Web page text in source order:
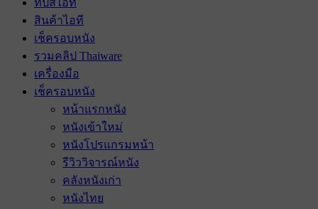
ทิปส์ไอที
สินค้าไอที
เช็ครอบหนัง
รวมคลิป Thaiware
เครื่องมือ
เช็ครอบหนัง
หน้าแรกหนัง
หนังเข้าใหม่
หนังโปรแกรมหน้า
รีวิววิจารณ์หนัง
คลังหนังเก่า
หนังไทย